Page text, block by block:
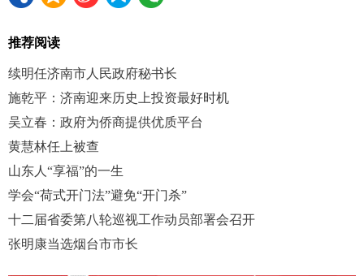
推荐阅读
续明任济南市人民政府秘书长
施乾平：济南迎来历史上投资最好时机
吴立春：政府为侨商提供优质平台
黄慧林任上被查
山东人“享福”的一生
学会“荷式开门法”避免“开门杀”
十二届省委第八轮巡视工作动员部署会召开
张明康当选烟台市市长